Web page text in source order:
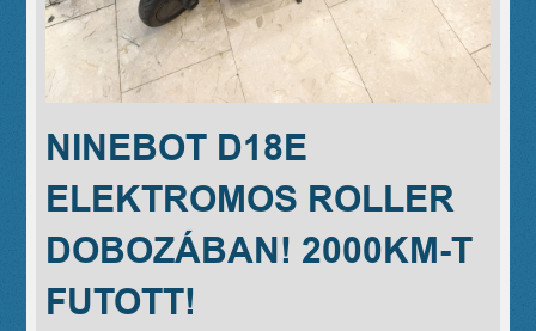
NINEBOT D18E
ELEKTROMOS ROLLER
DOBOZÁBAN! 2000KM-T
FUTOTT!